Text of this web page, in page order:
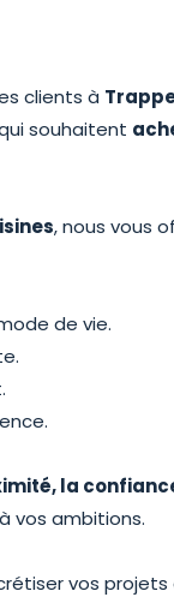
clients à
souhaitent
, nous vous
de vie.
la
vos ambitions.
vos